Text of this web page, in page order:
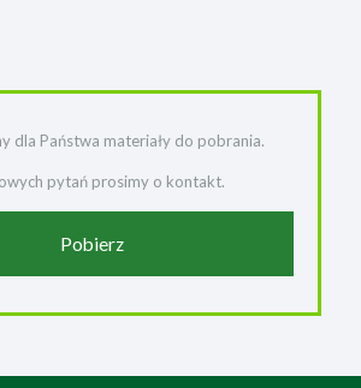
dla Państwa materiały do pobrania.
pytań prosimy o kontakt.
Pobierz